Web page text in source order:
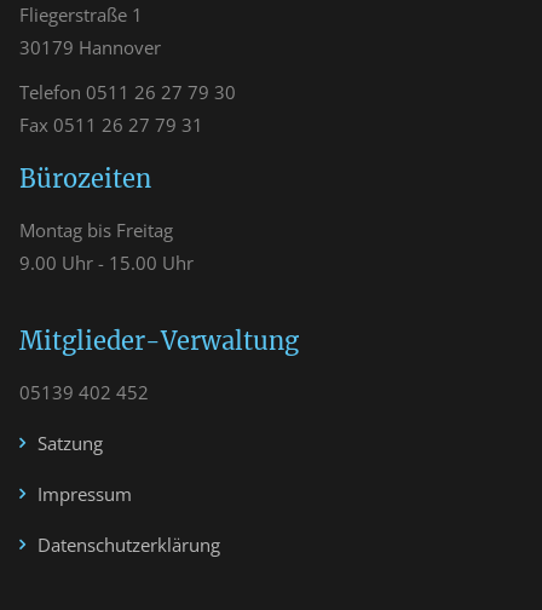
Fliegerstraße 1
30179 Hannover
Telefon 0511 26 27 79 30
Fax 0511 26 27 79 31
Bürozeiten
Montag bis Freitag
9.00 Uhr - 15.00 Uhr
Mitglieder-Verwaltung
05139 402 452
Satzung
Impressum
Datenschutzerklärung